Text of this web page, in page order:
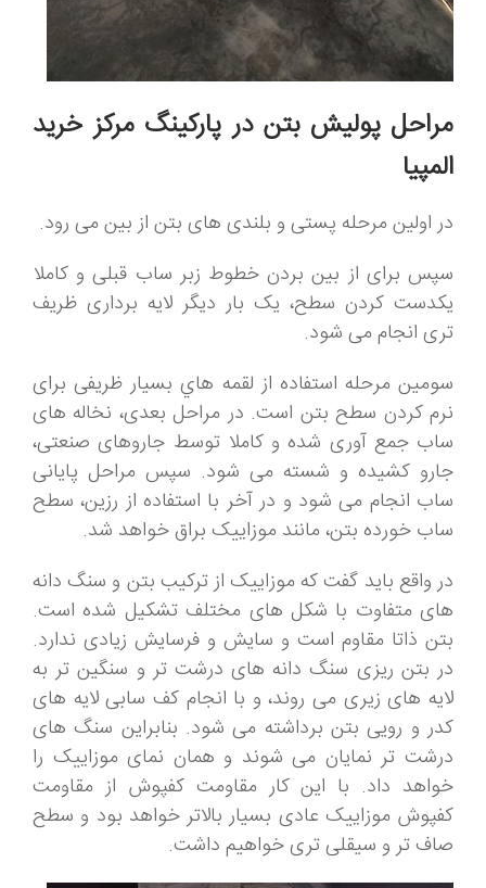
مراحل پولیش بتن در پارکینگ مرکز خرید
المپیا
در اولین مرحله پستی و بلندی های بتن از بین می رود.
سپس برای از بین بردن خطوط زبر ساب قبلی و کاملا
یکدست کردن سطح، یک بار دیگر لایه برداری ظریف
تری انجام می شود.
سومین مرحله استفاده از لقمه هاي بسیار ظریفی برای
نرم کردن سطح بتن است. در مراحل بعدی، نخاله های
ساب جمع آوری شده و کاملا توسط جاروهای صنعتی،
جارو کشیده و شسته می شود. سپس مراحل پایانی
ساب انجام می شود و در آخر با استفاده از رزین، سطح
ساب خورده بتن، مانند موزاییک براق خواهد شد.
در واقع باید گفت که موزاییک از ترکیب بتن و سنگ دانه
های متفاوت با شکل های مختلف تشکیل شده است.
بتن ذاتا مقاوم است و سایش و فرسایش زیادی ندارد.
در بتن ریزی سنگ دانه های درشت تر و سنگین تر به
لایه های زیری می روند، و با انجام کف سابی لایه های
کدر و رویی بتن برداشته می شود. بنابراین سنگ های
درشت تر نمایان می شوند و همان نمای موزاییک را
خواهد داد. با این کار مقاومت کفپوش از مقاومت
کفپوش موزاییک عادی بسیار بالاتر خواهد بود و سطح
صاف تر و سیقلی تری خواهیم داشت.